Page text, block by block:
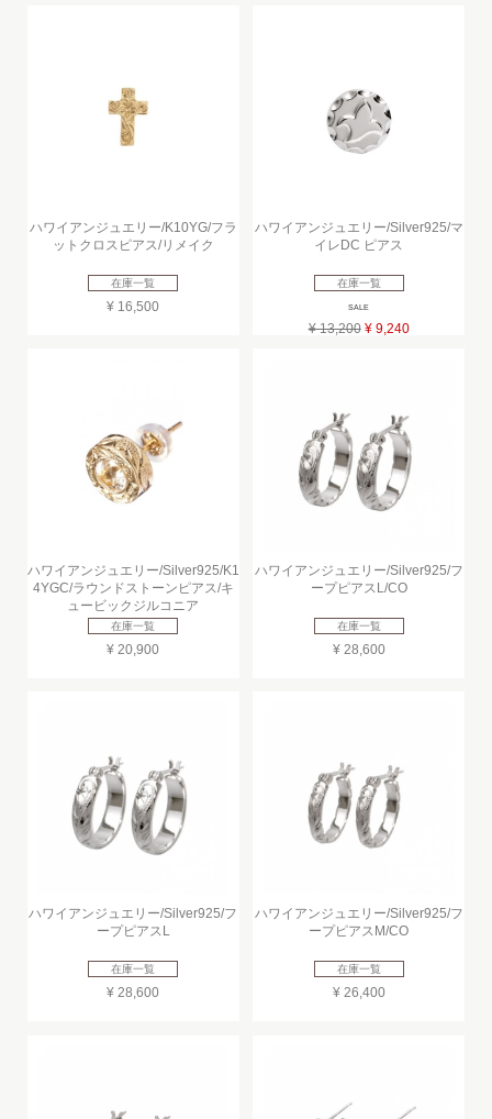
ハワイアンジュエリー/K10YG/フラ
ットクロスピアス/リメイク
在庫一覧
¥ 16,500
ハワイアンジュエリー/Silver925/マ
イレDC ピアス
在庫一覧
SALE
¥ 13,200 ¥ 9,240
ハワイアンジュエリー/Silver925/K1
4YGC/ラウンドストーンピアス/キ
ュービックジルコニア
在庫一覧
¥ 20,900
ハワイアンジュエリー/Silver925/フ
ープピアスL/CO
在庫一覧
¥ 28,600
ハワイアンジュエリー/Silver925/フ
ープピアスL
在庫一覧
¥ 28,600
ハワイアンジュエリー/Silver925/フ
ープピアスM/CO
在庫一覧
¥ 26,400